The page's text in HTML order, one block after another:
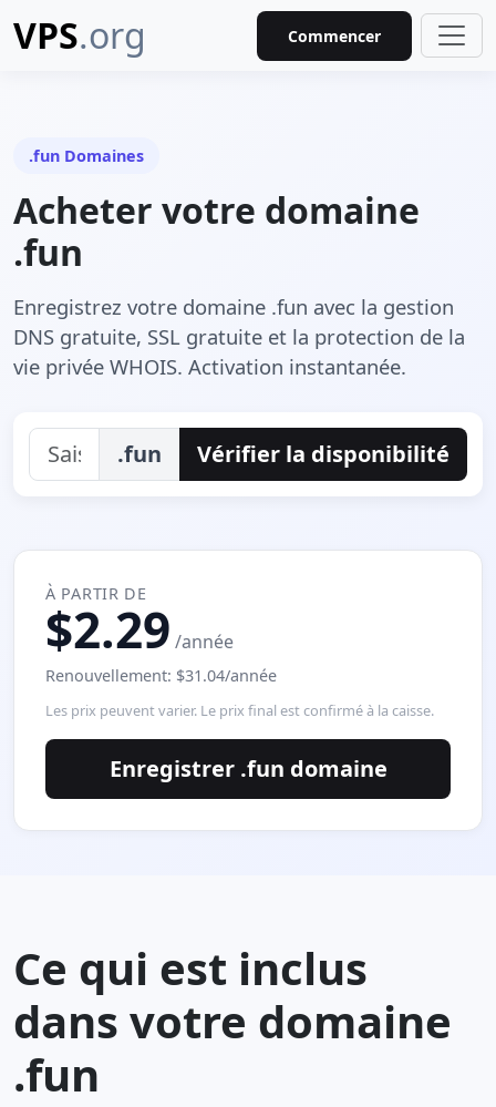
VPS.org Commencer
.fun Domaines
Acheter votre domaine
.fun
Enregistrez votre domaine .fun avec la gestion
DNS gratuite, SSL gratuite et la protection de la
vie privée WHOIS. Activation instantanée.
.fun Vérifier la disponibilité
À PARTIR DE
$2.29 /année
Renouvellement: $31.04/année
Les prix peuvent varier. Le prix final est confirmé à la caisse.
Enregistrer .fun domaine
Ce qui est inclus
dans votre domaine
.fun